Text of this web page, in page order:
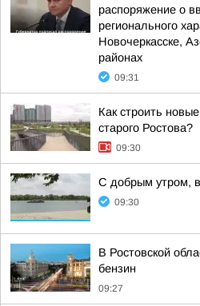
распоряжение о
регионального
Новочеркасске,
районах
09:31
Как строить
старого Ростова?
09:30
С добрым утром,
09:30
В Ростовской
бензин
09:27